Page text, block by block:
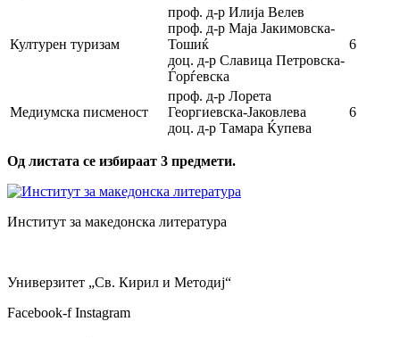
Културен туризам
проф. д-р Илија Велев
проф. д-р Маја Јакимовска-
Тошиќ
доц. д-р Славица Петровска-
Ѓорѓевска
6
Медиумска писменост
проф. д-р Лорета
Георгиевска-Јаковлева
доц. д-р Тамара Ќупева
6
Од листата се избираат 3 предмети.
Институт за македонска литература
Универзитет „Св. Кирил и Методиј“
Facebook-f Instagram